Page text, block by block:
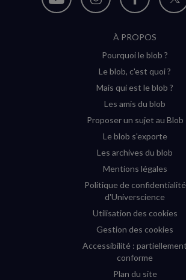
Nous
Nous
Instagram
(nouvelle
Nous
sur
Facebook
(nouvelle
À PROPOS
Pourquoi le blob ?
Le blob, c'est quoi ?
Mais qui est le blob ?
Les amis du blob
Proposer un sujet au Blob
Le blob s'exporte
Les archives du blob
Mentions légales
Politique de confidentialité
d'Universcience
Utilisation des cookies
Gestion des cookies
Accessibilité : partiellement
conforme
Plan du site